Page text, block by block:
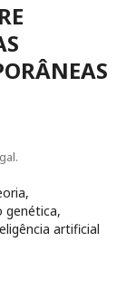
genética,
artificial